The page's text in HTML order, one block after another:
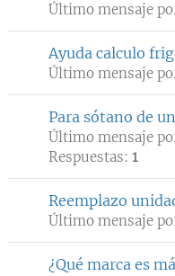
Último mensaje
Ayuda calculo
Último mensaje
Para sótano de
Último mensaje
Respuestas: 1
Reemplazo
Último mensaje
¿Qué marca es